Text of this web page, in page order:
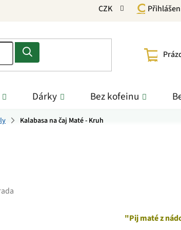
CZK
Dárky Bez kofeinu
Kalabasa na čaj Maté - Kruh
"Pij maté z